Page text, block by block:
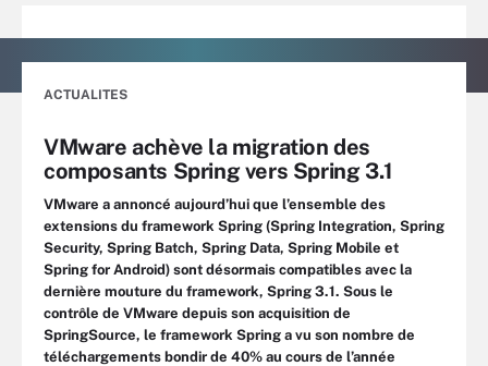
ACTUALITES
VMware achève la migration des
composants Spring vers Spring 3.1
VMware a annoncé aujourd’hui que l’ensemble des
extensions du framework Spring (Spring Integration, Spring
Security, Spring Batch, Spring Data, Spring Mobile et
Spring for Android) sont désormais compatibles avec la
dernière mouture du framework, Spring 3.1. Sous le
contrôle de VMware depuis son acquisition de
SpringSource, le framework Spring a vu son nombre de
téléchargements bondir de 40% au cours de l’année